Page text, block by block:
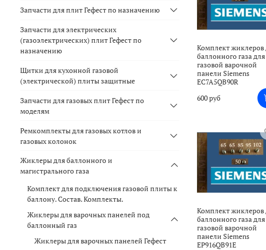
Комплект жиклеров
баллонного газа для
газовой варочной
панели Siemens
EC7A5QB90R
600 руб
Комплект жиклеров
баллонного газа для
газовой варочной
панели Siemens
EP916QB91E
Запчасти для плит Гефест по назначению
Запчасти для электрических
(газоэлектрических) плит Гефест по
назначению
Щитки для кухонной газовой
(электрической) плиты защитные
Запчасти для газовых плит Гефест по
моделям
Ремкомплекты для газовых котлов и
газовых колонок
Жиклеры для баллонного и
магистрального газа
Комплект для подключения газовой плиты к
баллону. Состав. Комплекты.
Жиклеры для варочных панелей под
баллонный газ
Жиклеры для варочных панелей Гефест